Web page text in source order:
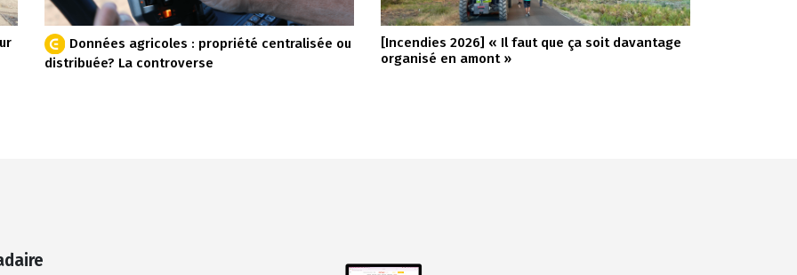
Données agricoles : propriété centralisée ou
distribuée? La controverse
[Incendies 2026] « Il faut que ça soit davantage
organisé en amont »